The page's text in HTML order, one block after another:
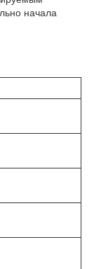
начала